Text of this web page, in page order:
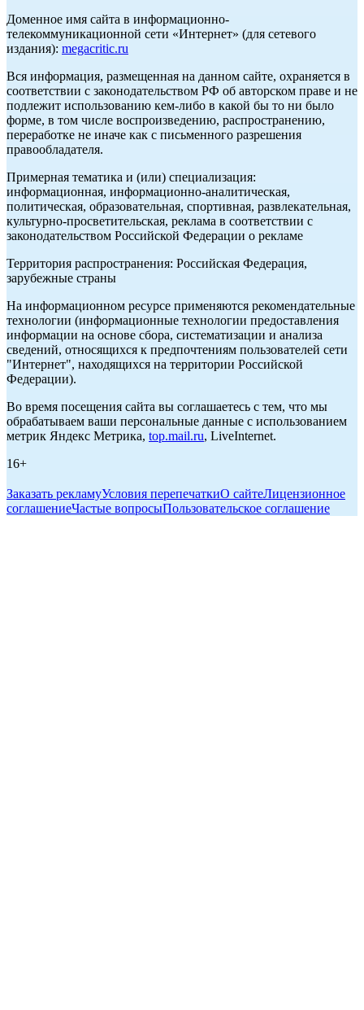
Доменное имя сайта в информационно-
телекоммуникационной сети «Интернет» (для сетевого
издания): megacritic.ru
Вся информация, размещенная на данном сайте, охраняется в
соответствии с законодательством РФ об авторском праве и не
подлежит использованию кем-либо в какой бы то ни было
форме, в том числе воспроизведению, распространению,
переработке не иначе как с письменного разрешения
правообладателя.
Примерная тематика и (или) специализация:
информационная, информационно-аналитическая,
политическая, образовательная, спортивная, развлекательная,
культурно-просветительская, реклама в соответствии с
законодательством Российской Федерации о рекламе
Территория распространения: Российская Федерация,
зарубежные страны
На информационном ресурсе применяются рекомендательные
технологии (информационные технологии предоставления
информации на основе сбора, систематизации и анализа
сведений, относящихся к предпочтениям пользователей сети
"Интернет", находящихся на территории Российской
Федерации).
Во время посещения сайта вы соглашаетесь с тем, что мы
обрабатываем ваши персональные данные с использованием
метрик Яндекс Метрика, top.mail.ru, LiveInternet.
16+
Заказать рекламуУсловия перепечаткиО сайтеЛицензионное
соглашениеЧастые вопросыПользовательское соглашение